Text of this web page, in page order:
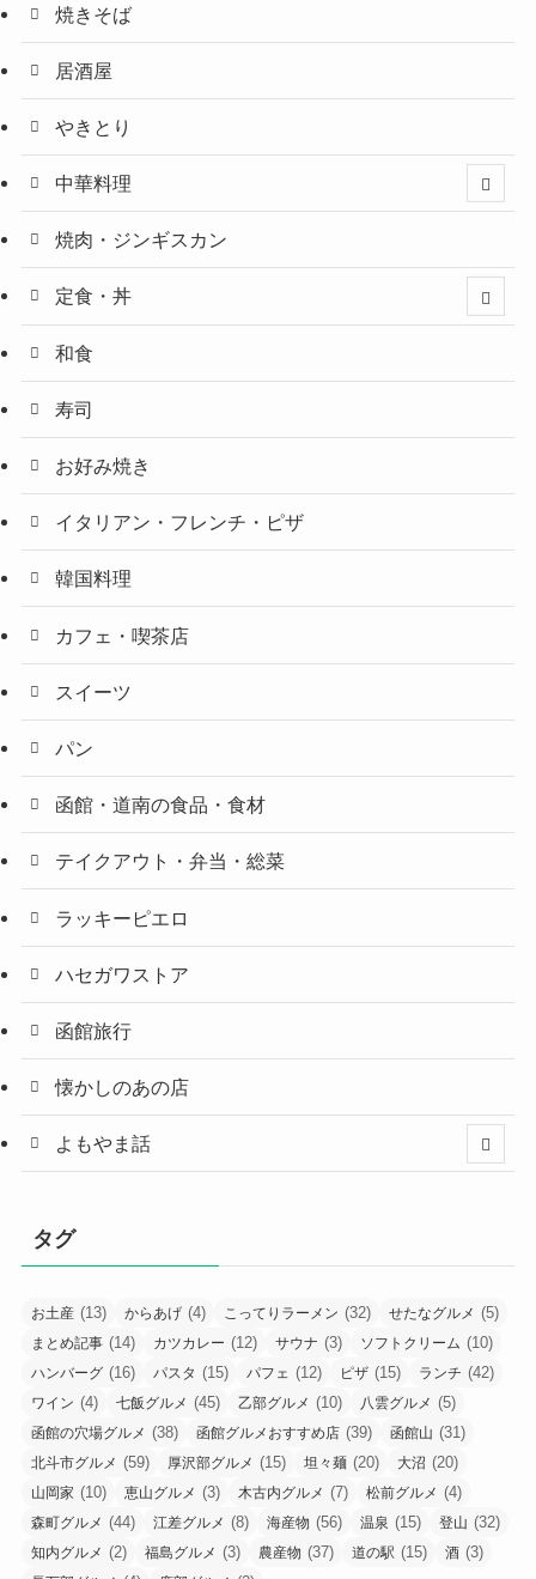
焼きそば
居酒屋
やきとり
中華料理
焼肉・ジンギスカン
定食・丼
和食
寿司
お好み焼き
イタリアン・フレンチ・ピザ
韓国料理
カフェ・喫茶店
スイーツ
パン
函館・道南の食品・食材
テイクアウト・弁当・総菜
ラッキーピエロ
ハセガワストア
函館旅行
懐かしのあの店
よもやま話
タグ
お土産 (13) からあげ (4) こってりラーメン (32) せたなグルメ (5)
まとめ記事 (14) カツカレー (12) サウナ (3) ソフトクリーム (10)
ハンバーグ (16) パスタ (15) パフェ (12) ピザ (15) ランチ (42)
ワイン (4) 七飯グルメ (45) 乙部グルメ (10) 八雲グルメ (5)
函館の穴場グルメ (38) 函館グルメおすすめ店 (39) 函館山 (31)
北斗市グルメ (59) 厚沢部グルメ (15) 坦々麺 (20) 大沼 (20)
山岡家 (10) 恵山グルメ (3) 木古内グルメ (7) 松前グルメ (4)
森町グルメ (44) 江差グルメ (8) 海産物 (56) 温泉 (15) 登山 (32)
知内グルメ (2) 福島グルメ (3) 農産物 (37) 道の駅 (15) 酒 (3)